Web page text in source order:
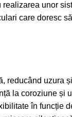
unor
care doresc
reducând uzura
la coroziune și
în funcție